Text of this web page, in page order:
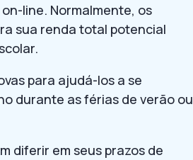
line. Normalmente, os
sua renda total potencial
para ajudá-los a se
durante as férias de verão ou
diferir em seus prazos de